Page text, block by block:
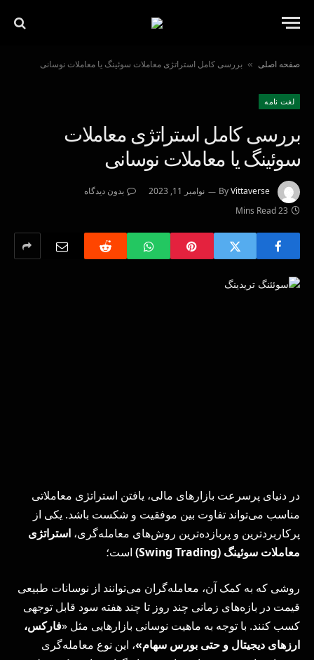
صفحه اصلی » بررسی کامل استراتژی معاملات سوئینگ یا معاملات نوسانی
لغت نامه
بررسی کامل استراتژی معاملات
سوئینگ یا معاملات نوسانی
ByVittaverse نوامبر 11, 2023
بدون دیدگاه
23 Mins Read
در دنیای پرسرعت بازارهای مالی، یافتن استراتژی معاملاتی
مناسب می‌تواند تفاوت بین موفقیت و شکست باشد. یکی از
پرکاربردترین و پربازده‌ترین روش‌های معامله‌گری، استراتژی
معاملات سوئینگ (Swing Trading
) است؛
روشی که به کمک آن، معامله‌گران می‌توانند از نوسانات طبیعی
قیمت در بازه‌های زمانی چند روز تا چند هفته سود قابل توجهی
کسب کنند. با توجه به ماهیت نوسانی بازارهایی مثل «فارکس،
ارزهای دیجیتال و حتی بورس سهام»، این نوع معامله‌گری